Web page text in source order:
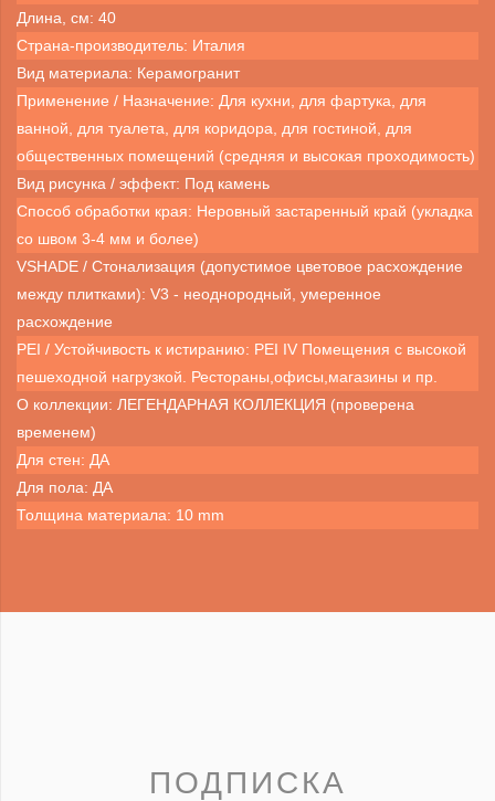
Длина, см: 40
Страна-производитель: Италия
Вид материала: Керамогранит
Применение / Назначение: Для кухни, для фартука, для
ванной, для туалета, для коридора, для гостиной, для
общественных помещений (средняя и высокая проходимость)
Вид рисунка / эффект: Под камень
Способ обработки края: Неровный застаренный край (укладка
со швом 3-4 мм и более)
VSHADE / Стонализация (допустимое цветовое расхождение
между плитками): V3 - неоднородный, умеренное
расхождение
PEI / Устойчивость к истиранию: PEI IV Помещения с высокой
пешеходной нагрузкой. Рестораны,офисы,магазины и пр.
О коллекции: ЛЕГЕНДАРНАЯ КОЛЛЕКЦИЯ (проверена
временем)
Для стен: ДА
Для пола: ДА
Толщина материала: 10 mm
ПОДПИСКА